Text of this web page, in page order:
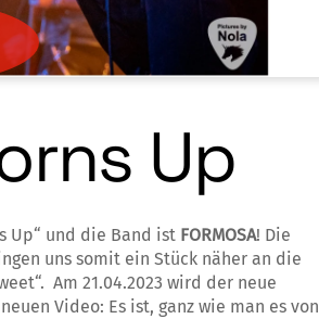
Up
Up“ und die Band ist FORMOSA! Die
uns somit ein Stück näher an die
Am 21.04.2023 wird der neue
Video: Es ist, ganz wie man es von